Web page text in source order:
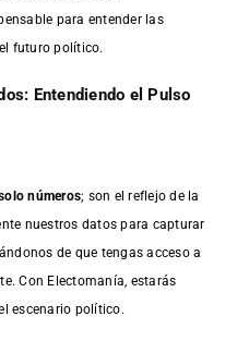
para entender las
futuro político.
Entendiendo el Pulso
números; son el reflejo de la
nuestros datos para capturar
de que tengas acceso a
Con Electomanía, estarás
escenario político.